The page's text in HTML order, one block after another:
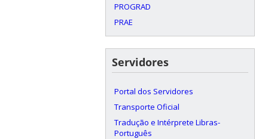
PROGRAD
PRAE
Servidores
Portal dos Servidores
Transporte Oficial
Tradução e Intérprete Libras-
Português